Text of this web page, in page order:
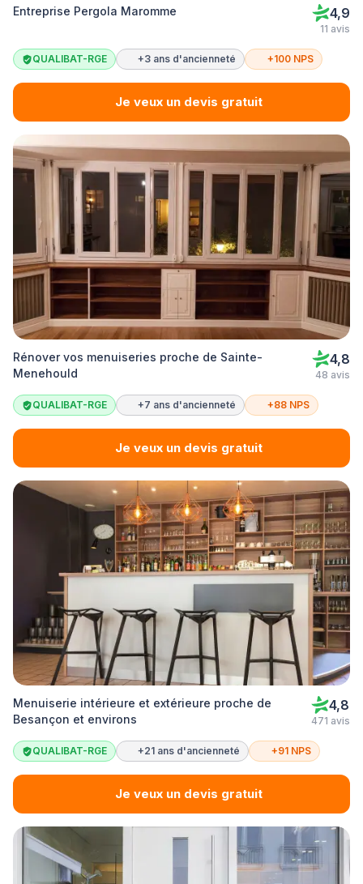
Entreprise Pergola Maromme 4,9
11 avis
QUALIBAT-RGE +3 ans d'ancienneté +100 NPS
Je veux un devis gratuit
Rénover vos menuiseries proche de Sainte-
Menehould
4,8
48 avis
QUALIBAT-RGE +7 ans d'ancienneté +88 NPS
Je veux un devis gratuit
Menuiserie intérieure et extérieure proche de
Besançon et environs
4,8
471 avis
QUALIBAT-RGE +21 ans d'ancienneté +91 NPS
Je veux un devis gratuit